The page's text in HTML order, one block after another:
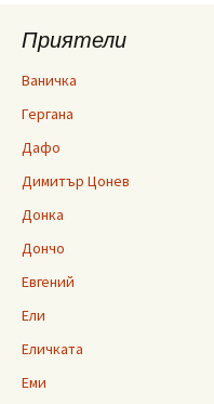
Приятели
Ваничка
Гергана
Дафо
Димитър Цонев
Донка
Дончо
Евгений
Ели
Еличката
Еми